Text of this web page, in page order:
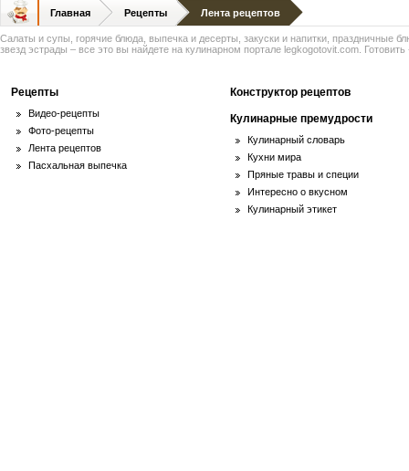
Главная Рецепты Лента рецептов
Салаты и супы, горячие блюда, выпечка и десерты, закуски и напитки, праздничные
звезд эстрады – все это вы найдете на кулинарном портале legkogotovit.com. Готовить
Рецепты
Видео-рецепты
Фото-рецепты
Лента рецептов
Пасхальная выпечка
Конструктор рецептов
Кулинарные премудрости
Кулинарный словарь
Кухни мира
Пряные травы и специи
Интересно о вкусном
Кулинарный этикет